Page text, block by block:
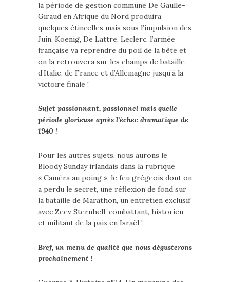
la période de gestion commune De Gaulle-
Giraud en Afrique du Nord produira
quelques étincelles mais sous l’impulsion des
Juin, Koenig, De Lattre, Leclerc, l’armée
française va reprendre du poil de la bête et
on la retrouvera sur les champs de bataille
d’Italie, de France et d’Allemagne jusqu’à la
victoire finale !
Sujet passionnant, passionnel mais quelle
période glorieuse après l’échec dramatique de
1940 !
Pour les autres sujets, nous aurons le
Bloody Sunday irlandais dans la rubrique
« Caméra au poing », le feu grégeois dont on
a perdu le secret, une réflexion de fond sur
la bataille de Marathon, un entretien exclusif
avec Zeev Sternhell, combattant, historien
et militant de la paix en Israël !
Bref, un menu de qualité que nous dégusterons
prochainement !